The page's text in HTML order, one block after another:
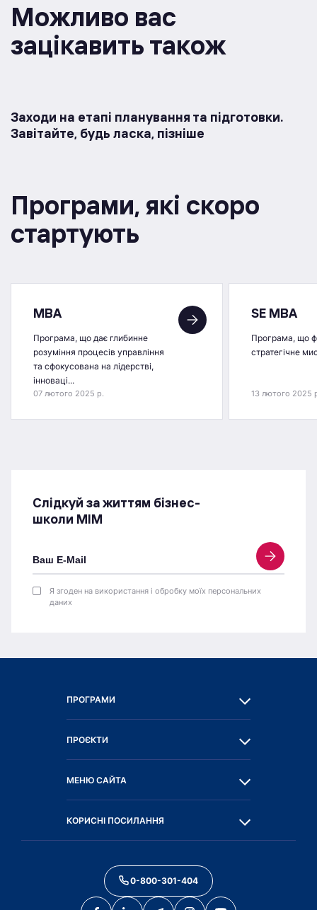
Можливо вас
зацікавить також
Заходи на етапі планування та підготовки.
Завітайте, будь ласка, пізніше
Програми, якi скоро
стартують
MBA
Програма, що дає глибинне
розуміння процесів управління
та сфокусована на лідерстві,
інноваці...
07 лютого 2025 р.
SE MBA
Програма, що
стратегічне
13 лютого 2025
Слідкуй за життям бізнес-
школи МІМ
Я згоден на використання і обробку моїх персональних
даних
ПРОГРАМИ
ПРОЄКТИ
МЕНЮ САЙТА
КОРИСНІ ПОСИЛАННЯ
0-800-301-404